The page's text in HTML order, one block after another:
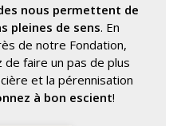
nous permettent de
pleines de sens. En
de notre Fondation,
faire un pas de plus
et la pérennisation
à bon escient!